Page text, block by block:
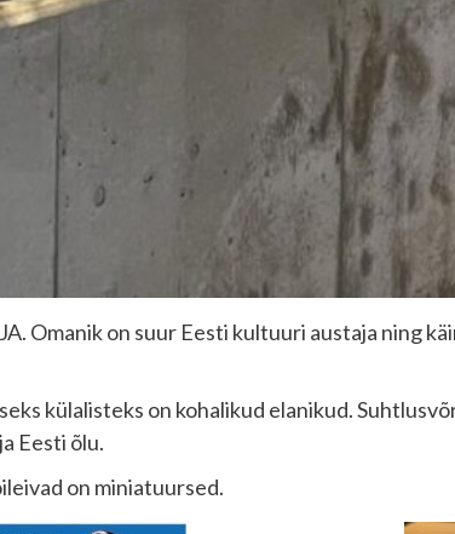
Omanik on suur Eesti kultuuri austaja ning
külalisteks on kohalikud elanikud.
Eesti õlu.
on miniatuursed.